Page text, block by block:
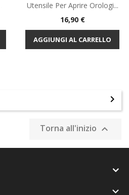
Utensile Per Aprire Orologi...
Prezzo
16,90 €
AGGIUNGI AL CARRELLO

Torna all'inizio 
